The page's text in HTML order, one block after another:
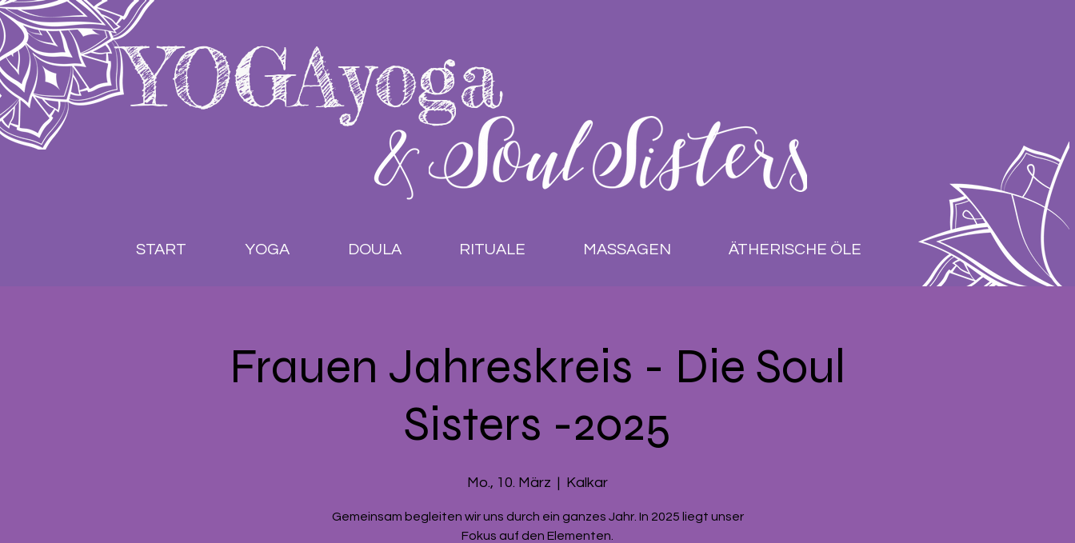
YOGAyoga
START YOGA DOULA RITUALE MASSAGEN ÄTHERISCHE ÖLE
Frauen Jahreskreis - Die Soul
Sisters -2025
Mo., 10. März
  |
Kalkar
Gemeinsam begleiten wir uns durch ein ganzes Jahr. In 2025 liegt unser
Fokus auf den Elementen.